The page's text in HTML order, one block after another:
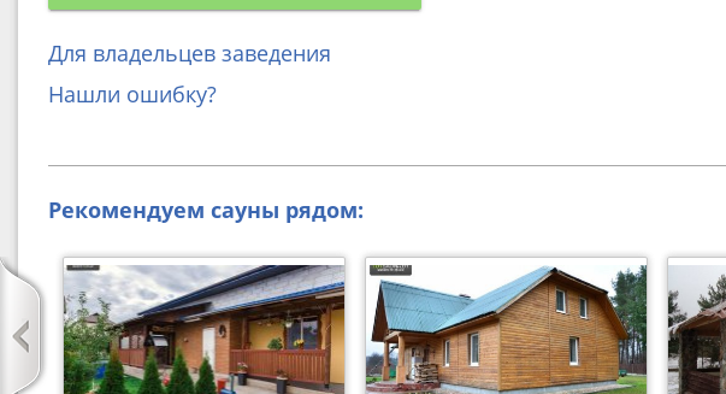
Для владельцев заведения
Нашли ошибку?
Рекомендуем сауны рядом: